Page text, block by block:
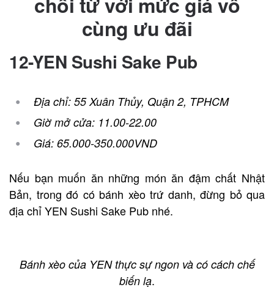
cùng ưu đãi
12-YEN Sushi Sake Pub
Địa chỉ: 55 Xuân Thủy, Quận 2, TPHCM
Giờ mở cửa: 11.00-22.00
Giá: 65.000-350.000VND
Nếu bạn muốn ăn những món ăn đậm chất Nhật
Bản, trong đó có bánh xèo trứ danh, đừng bỏ qua
địa chỉ YEN Sushi Sake Pub nhé.
Bánh xèo của YEN thực sự ngon và có cách chế
biến lạ.